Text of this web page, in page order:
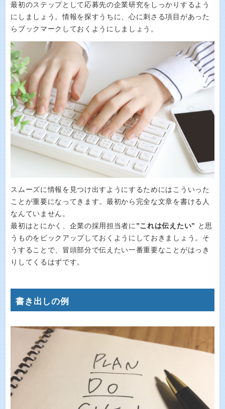
最初のステップとして応募先の企業研究をしっかりするよう
にしましょう。情報を探すうちに、心に刺さる項目があった
らブックマークしておくようにしましょう。
スムーズに情報を見つけ出すようにするためにはこういった
ことが重要になってきます。最初から完全な文章を書ける人
なんていません。
最初はとにかく、企業の採用担当者に ”これは伝えたい” と思
うものをピックアップしておくようにしておきましょう。そ
うすることで、冒頭部分で伝えたい一番重要なことがはっき
りしてくるはずです。
書き出しの例